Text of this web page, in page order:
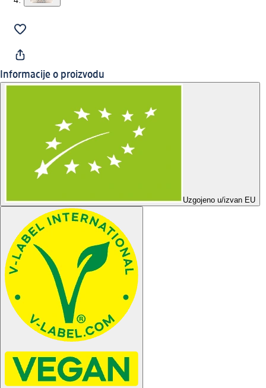
Informacije o proizvodu
Uzgojeno u/izvan EU